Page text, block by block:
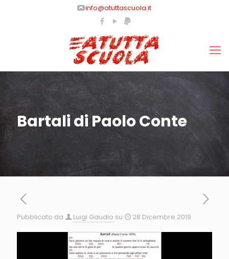
info@atuttascuola.it
Bartali di Paolo Conte
Pubblicato da Luigi Gaudio su 28 Dicembre 2019